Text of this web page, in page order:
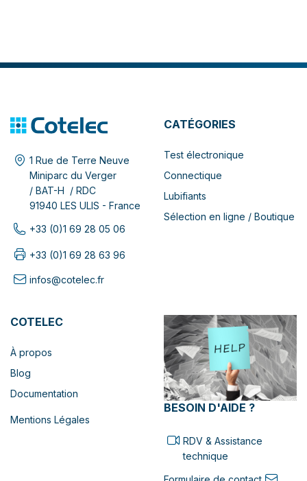
1 Rue de Terre Neuve
Miniparc du Verger
/ BAT-H / RDC
91940 LES ULIS - France
+33 (0)1 69 28 05 06
+33 (0)1 69 28 63 96
infos@cotelec.fr
CATÉGORIES
Test électronique
Connectique
Lubifiants
Sélection en ligne / Boutique
COTELEC
À propos
Blog
Documentation
Mentions Légales
BESOIN D'AIDE ?
RDV & Assistance
technique